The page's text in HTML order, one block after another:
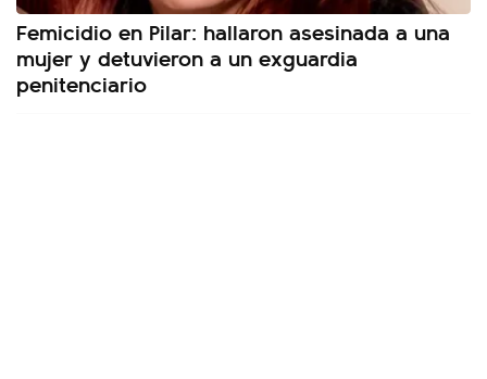
Femicidio en Pilar: hallaron asesinada a una
mujer y detuvieron a un exguardia
penitenciario